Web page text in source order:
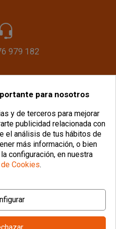
979 182
|
de Cookies| Configurar Cookies
Generales
para nosotros
y de terceros para mejorar
publicidad relacionada con
el análisis de tus hábitos de
más información, o bien
configuración, en nuestra
Cookies.